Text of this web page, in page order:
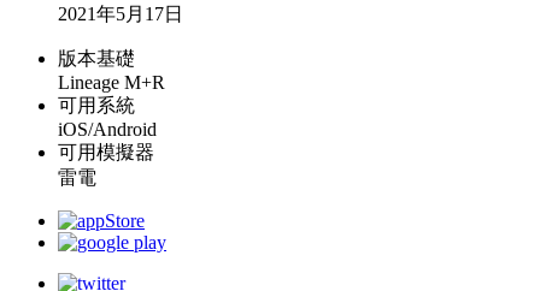
2021年5月17日
版本基礎
Lineage M+R
可用系統
iOS/Android
可用模擬器
雷電